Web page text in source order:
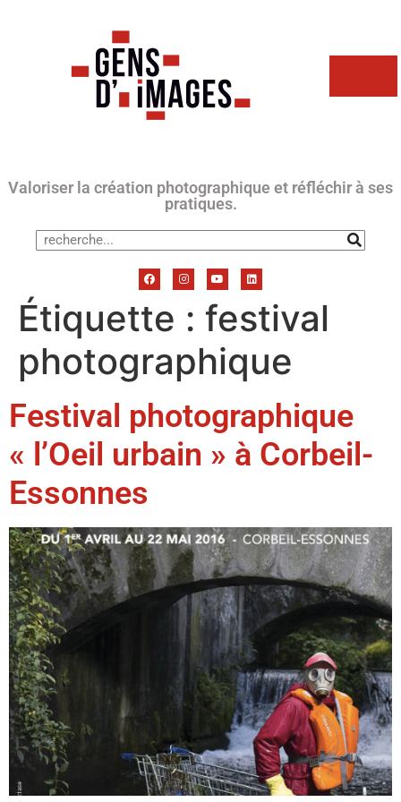
Valoriser la création photographique et réfléchir à ses
pratiques.
Étiquette : festival
photographique
Festival photographique
« l’Oeil urbain » à Corbeil-
Essonnes